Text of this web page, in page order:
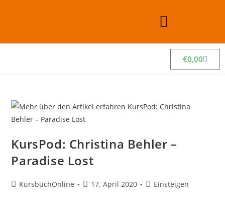
€0,00
KursPod: Christina Behler –
Paradise Lost
KursbuchOnline 17. April 2020 Einsteigen